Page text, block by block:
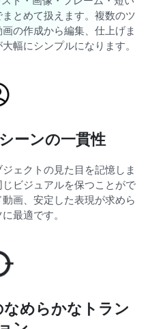
とめて扱えます。複数のツ
の作成から編集、仕上げま
幅にシンプルになります。
ーンの一貫性
ェクトの見た目を記憶しま
ビジュアルを保つことがで
画、安定した表現が求めら
最適です。
めらかなトラン